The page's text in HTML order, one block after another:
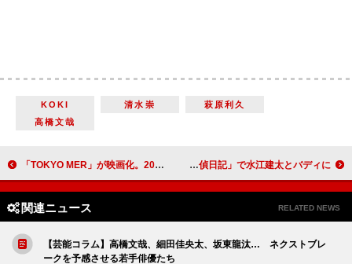
KOKI 清水崇
萩原利久
高橋文哉
「TOKYO MER」が映画化。2023年公開 鈴木亮平「成長した姿を見ていただきたい」 荒牧慶彦「演技じゃないじゃれ合いができた」 「たびくらげ探偵日記」で水江建太とバディに
関連ニュース RELATED NEWS
【芸能コラム】高橋文哉、細田佳央太、坂東龍汰… ネクストブレ
ークを予感させる若手俳優たち